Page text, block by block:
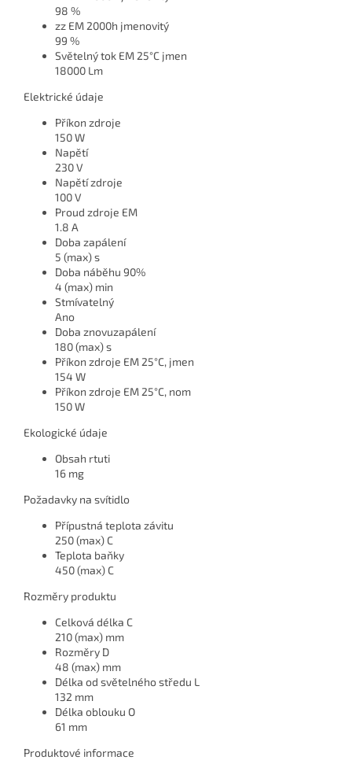
98 %
zz EM 2000h jmenovitý
99 %
Světelný tok EM 25°C jmen
18000 Lm
Elektrické údaje
Příkon zdroje
150 W
Napětí
230 V
Napětí zdroje
100 V
Proud zdroje EM
1.8 A
Doba zapálení
5 (max) s
Doba náběhu 90%
4 (max) min
Stmívatelný
Ano
Doba znovuzapálení
180 (max) s
Příkon zdroje EM 25°C, jmen
154 W
Příkon zdroje EM 25°C, nom
150 W
Ekologické údaje
Obsah rtuti
16 mg
Požadavky na svítidlo
Přípustná teplota závitu
250 (max) C
Teplota baňky
450 (max) C
Rozměry produktu
Celková délka C
210 (max) mm
Rozměry D
48 (max) mm
Délka od světelného středu L
132 mm
Délka oblouku O
61 mm
Produktové informace